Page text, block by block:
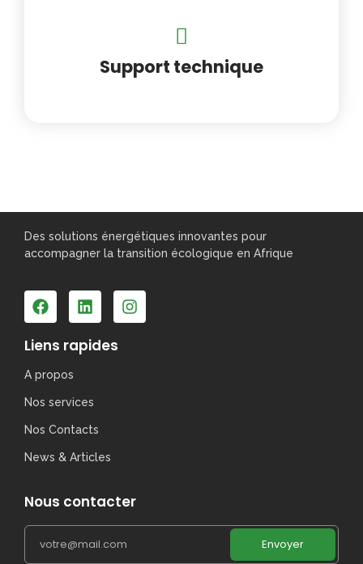
Support technique
Des solutions énergétiques innovantes pour
accompagner la transition écologique en Afrique
Liens rapides
A propos
Nos services
Nos Contacts
News & Articles
Nous contacter
Envoyer